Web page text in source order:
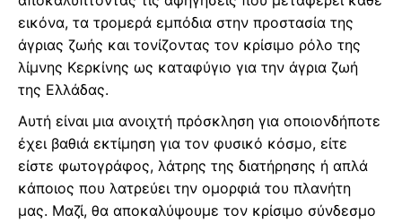
εικόνα, τα τρομερά εμπόδια στην προστασία της
άγριας ζωής και τονίζοντας τον κρίσιμο ρόλο της
λίμνης Κερκίνης ως καταφύγιο για την άγρια ζωή
της Ελλάδας.
Αυτή είναι μια ανοιχτή πρόσκληση για οποιονδήποτε
έχει βαθιά εκτίμηση για τον φυσικό κόσμο, είτε
είστε φωτογράφος, λάτρης της διατήρησης ή απλά
κάποιος που λατρεύει την ομορφιά του πλανήτη
μας. Μαζί, θα αποκαλύψουμε τον κρίσιμο σύνδεσμο